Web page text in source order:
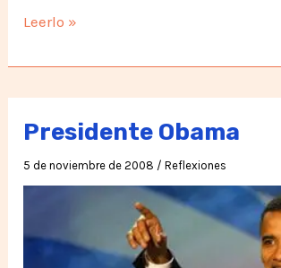
Humanistas
huelga
de
hambre
relevos
Leerlo »
Presidente Obama
5 de noviembre de 2008 /Reflexiones